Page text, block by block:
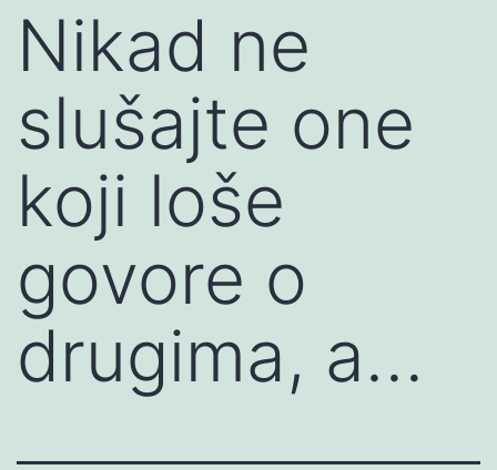
Nikad ne
slušajte one
koji loše
govore o
drugima, a…